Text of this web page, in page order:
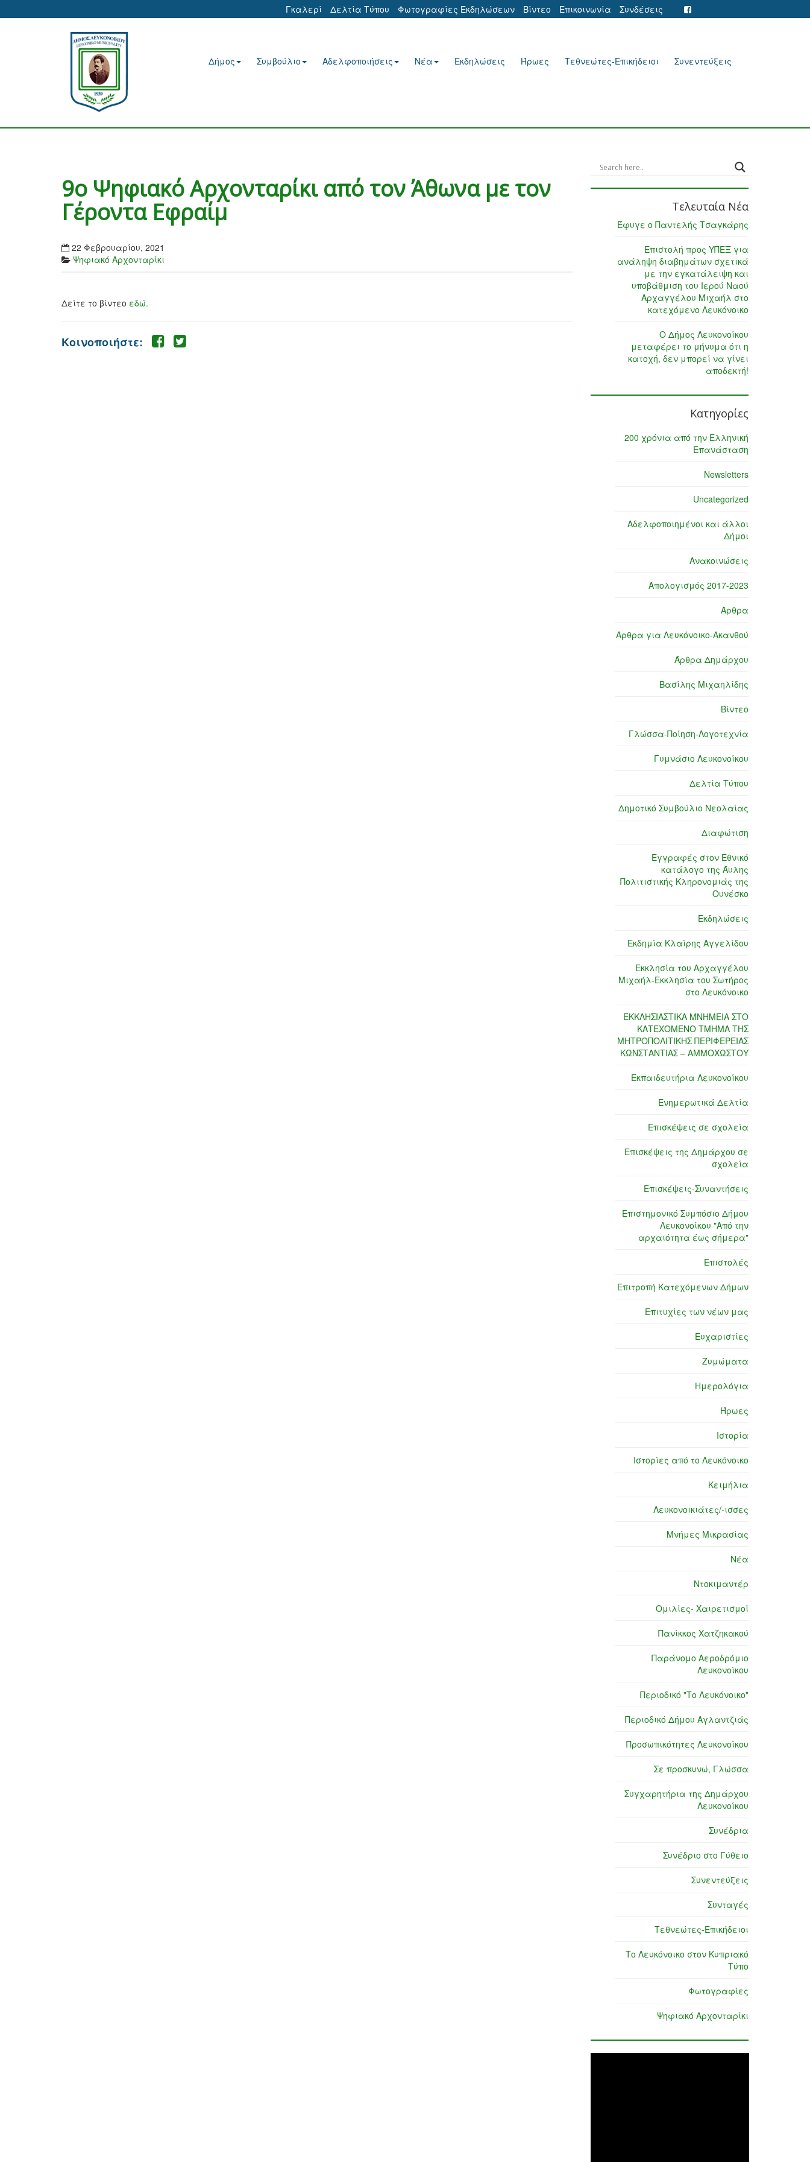
Γκαλερί Δελτία Τύπου Φωτογραφίες Εκδηλώσεων Βίντεο Επικοινωνία Συνδέσεις
Δήμος Συμβούλιο Αδελφοποιήσεις Νέα Εκδηλώσεις Ήρωες Τεθνεώτες-Επικήδειοι Συνεντεύξεις
9ο Ψηφιακό Αρχονταρίκι από τον Άθωνα με τον
Γέροντα Εφραίμ
22 Φεβρουαρίου, 2021
Ψηφιακό Αρχονταρίκι
Δείτε το βίντεο εδώ.
Κοινοποιήστε:
Τελευταία Νέα
Έφυγε ο Παντελής Τσαγκάρης
Επιστολή προς ΥΠΕΞ για
ανάληψη διαβημάτων σχετικά
με την εγκατάλειψη και
υποβάθμιση του Ιερού Ναού
Αρχαγγέλου Μιχαήλ στο
κατεχόμενο Λευκόνοικο
Ο Δήμος Λευκονοίκου
μεταφέρει το μήνυμα ότι η
κατοχή, δεν μπορεί να γίνει
αποδεκτή!
Κατηγορίες
200 χρόνια από την Ελληνική
Επανάσταση
Newsletters
Uncategorized
Αδελφοποιημένοι και άλλοι
Δήμοι
Ανακοινώσεις
Απολογισμός 2017-2023
Άρθρα
Άρθρα για Λευκόνοικο-Ακανθού
Άρθρα Δημάρχου
Βασίλης Μιχαηλίδης
Βίντεο
Γλώσσα-Ποίηση-Λογοτεχνία
Γυμνάσιο Λευκονοίκου
Δελτία Τύπου
Δημοτικό Συμβούλιο Νεολαίας
Διαφώτιση
Εγγραφές στον Εθνικό
κατάλογο της Άυλης
Πολιτιστικής Κληρονομιάς της
Ουνέσκο
Εκδηλώσεις
Εκδημία Κλαίρης Αγγελίδου
Εκκλησία του Αρχαγγέλου
Μιχαήλ-Εκκλησία του Σωτήρος
στο Λευκόνοικο
ΕΚΚΛΗΣΙΑΣΤΙΚΑ ΜΝΗΜΕΙΑ ΣΤΟ
ΚΑΤΕΧΟΜΕΝΟ ΤΜΗΜΑ ΤΗΣ
ΜΗΤΡΟΠΟΛΙΤΙΚΗΣ ΠΕΡΙΦΕΡΕΙΑΣ
ΚΩΝΣΤΑΝΤΙΑΣ – ΑΜΜΟΧΩΣΤΟΥ
Εκπαιδευτήρια Λευκονοίκου
Ενημερωτικά Δελτία
Επισκέψεις σε σχολεία
Επισκέψεις της Δημάρχου σε
σχολεία
Επισκέψεις-Συναντήσεις
Επιστημονικό Συμπόσιο Δήμου
Λευκονοίκου "Από την
αρχαιότητα έως σήμερα"
Επιστολές
Επιτροπή Κατεχόμενων Δήμων
Επιτυχίες των νέων μας
Ευχαριστίες
Ζυμώματα
Ημερολόγια
Ήρωες
Ιστορία
Ιστορίες από το Λευκόνοικο
Κειμήλια
Λευκονοικιάτες/-ισσες
Μνήμες Μικρασίας
Νέα
Ντοκιμαντέρ
Ομιλίες- Χαιρετισμοί
Πανίκκος Χατζηκακού
Παράνομο Αεροδρόμιο
Λευκονοίκου
Περιοδικό "Το Λευκόνοικο"
Περιοδικό Δήμου Αγλαντζιάς
Προσωπικότητες Λευκονοίκου
Σε προσκυνώ, Γλώσσα
Συγχαρητήρια της Δημάρχου
Λευκονοίκου
Συνέδρια
Συνέδριο στο Γύθειο
Συνεντεύξεις
Συνταγές
Τεθνεώτες-Επικήδειοι
Το Λευκόνοικο στον Κυπριακό
Τύπο
Φωτογραφίες
Ψηφιακό Αρχονταρίκι